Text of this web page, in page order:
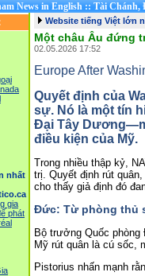
News in English::Tài Chánh,
nhất
gia
phát
Website tiếng Việt lớn
Một châu Âu đứng
02.05.2026 17:52
Europe After
Quyết định của
sự. Nó là một tín
Đại Tây
điều kiện của Mỹ.
Trong nhiều thập kỷ,
trị. Quyết định rút
cho thấy giả định đó
Đức: Từ phòng thủ
Bộ trưởng Quốc
Mỹ rút quân là cú sốc,
Pistorius nhấn mạnh